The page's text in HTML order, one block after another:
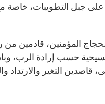
جبل التطويبات، خاصة مع
المؤمنين، قادمين من
حسب إرادة الرب،
قاصدين التغير والارتداد